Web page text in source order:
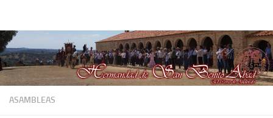
ASAMBLEAS